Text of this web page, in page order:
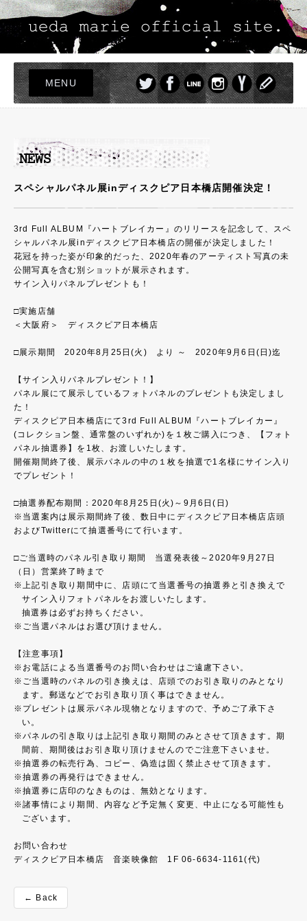
MENU
LIVE
NEWS
PROFILE
DISCOGRAPHY
PHOTO
GOODS
スペシャルパネル展inディスクピア日本橋店開催決定！
3rd Full ALBUM『ハートブレイカー』のリリースを記念して、スペ
シャルパネル展inディスクピア日本橋店の開催が決定しました！
花冠を持った姿が印象的だった、2020年春のアーティスト写真の未
公開写真を含む別ショットが展示されます。
サイン入りパネルプレゼントも！
□実施店舗
＜大阪府＞ ディスクピア日本橋店
□展示期間 2020年8月25日(火) より ～ 2020年9月6日(日)迄
【サイン入りパネルプレゼント！】
パネル展にて展示しているフォトパネルのプレゼントも決定しまし
た！
ディスクピア日本橋店にて3rd Full ALBUM『ハートブレイカー』
(コレクション盤、通常盤のいずれか)を１枚ご購入につき、【フォト
パネル抽選券】を1枚、お渡しいたします。
開催期間終了後、展示パネルの中の１枚を抽選で1名様にサイン入り
でプレゼント！
□抽選券配布期間：2020年8月25日(火)～9月6日(日)
※当選案内は展示期間終了後、数日中にディスクピア日本橋店店頭
およびTwitterにて抽選番号にて行います。
□ご当選時のパネル引き取り期間 当選発表後～2020年9月27日
（日）営業終了時まで
上記引き取り期間中に、店頭にて当選番号の抽選券と引き換えで
サイン入りフォトパネルをお渡しいたします。
抽選券は必ずお持ちください。
ご当選パネルはお選び頂けません。
【注意事項】
お電話による当選番号のお問い合わせはご遠慮下さい。
ご当選時のパネルの引き換えは、店頭でのお引き取りのみとなり
ます。郵送などでお引き取り頂く事はできません。
プレゼントは展示パネル現物となりますので、予めご了承下さ
い。
パネルの引き取りは上記引き取り期間のみとさせて頂きます。期
間前、期間後はお引き取り頂けませんのでご注意下さいませ。
抽選券の転売行為、コピー、偽造は固く禁止させて頂きます。
抽選券の再発行はできません。
抽選券に店印のなきものは、無効となります。
諸事情により期間、内容など予定無く変更、中止になる可能性も
ございます。
お問い合わせ
ディスクピア日本橋店 音楽映像館 1F 06-6634-1161(代)
← Back